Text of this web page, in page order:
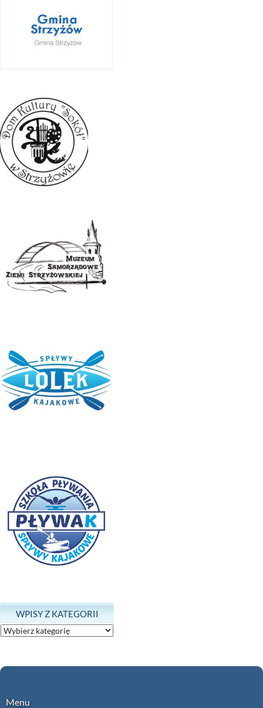
WPISY Z KATEGORII
Wpisy
z
Menu